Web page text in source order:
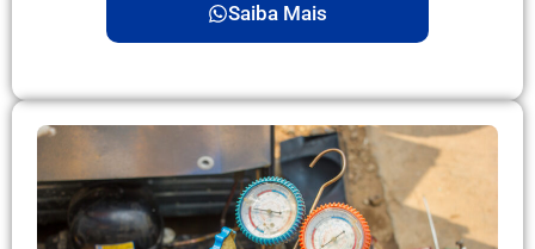
Saiba Mais